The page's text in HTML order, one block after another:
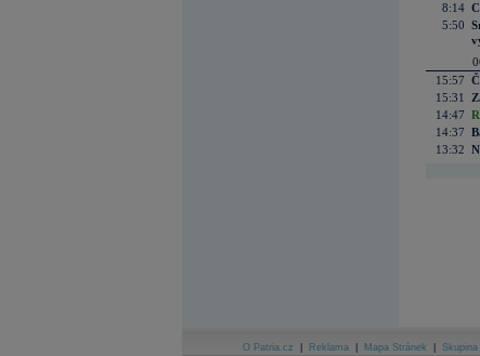
8:14
5:50
15:57
15:31
14:47
14:37
13:32
O Patria.cz Reklama Mapa Stránek